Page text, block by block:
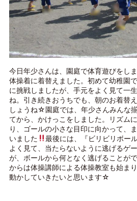
今日年少さんは、園庭で体育遊びをし
体操着に着替えました。初めて幼稚園
に挑戦しましたが、手元をよく見て一
ね。引き続きおうちでも、朝のお着替
しょうね☆園庭では、年少さんみんな
てから、かけっこをしました。リズム
り、ゴールの小さな目印に向かって、
いました
最後には、『ビリビリボー
よく見て、当たらないように逃げるゲ
が、ボールから何となく逃げることが
からは体操講師による体操教室も始ま
動かしていきたいと思います☆